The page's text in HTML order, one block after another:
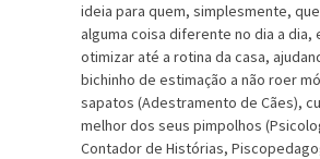
ideia para quem, simplesmente,
alguma coisa diferente no dia a dia,
otimizar até a rotina da casa,
bichinho de estimação a não roer
sapatos (Adestramento de Cães),
melhor dos seus pimpolhos
Contador de Histórias,